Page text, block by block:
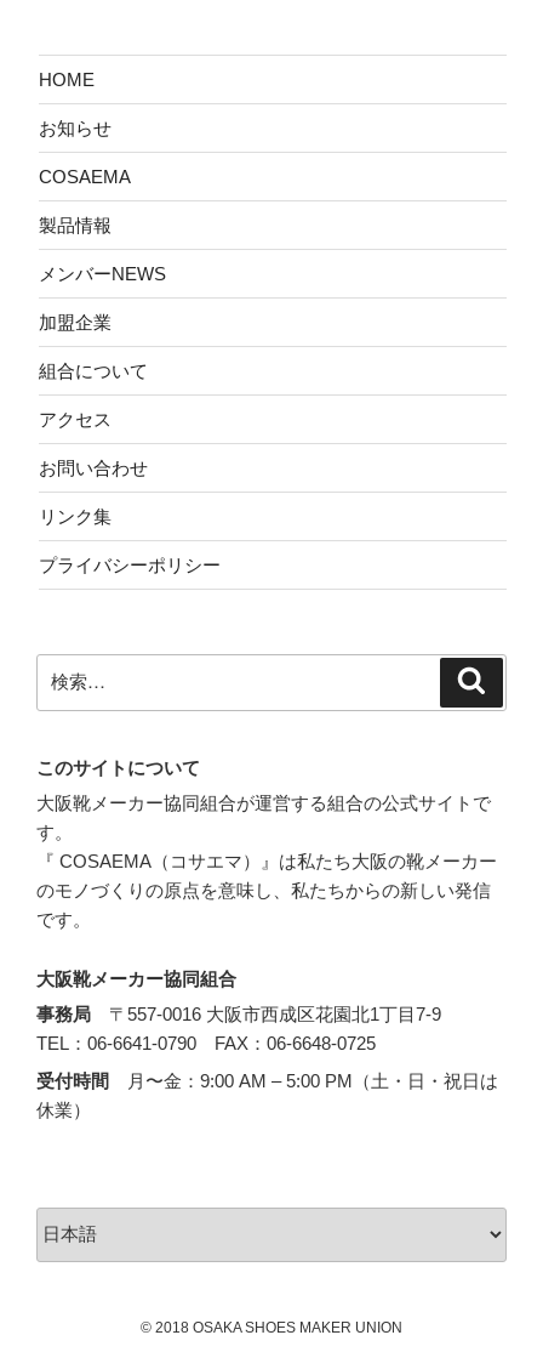
HOME
お知らせ
COSAEMA
製品情報
メンバーNEWS
加盟企業
組合について
アクセス
お問い合わせ
リンク集
プライバシーポリシー
索:
このサイトについて
大阪靴メーカー協同組合が運営する組合の公式サイトで
す。
『 COSAEMA（コサエマ）』は私たち大阪の靴メーカー
のモノづくりの原点を意味し、私たちからの新しい発信
です。
大阪靴メーカー協同組合
事務局 〒557-0016 大阪市西成区花園北1丁目7-9
TEL：06-6641-0790 FAX：06-6648-0725
受付時間
月〜金：9:00 AM – 5:00 PM（土・日・祝日は
休業）
語
©️ 2018 OSAKA SHOES MAKER UNION